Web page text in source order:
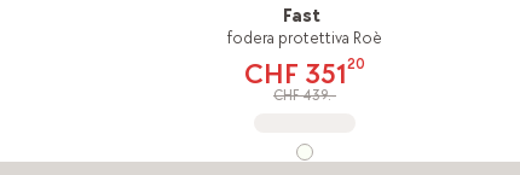
Fast
fodera protettiva Roè
CHF 35120
CHF 439.-